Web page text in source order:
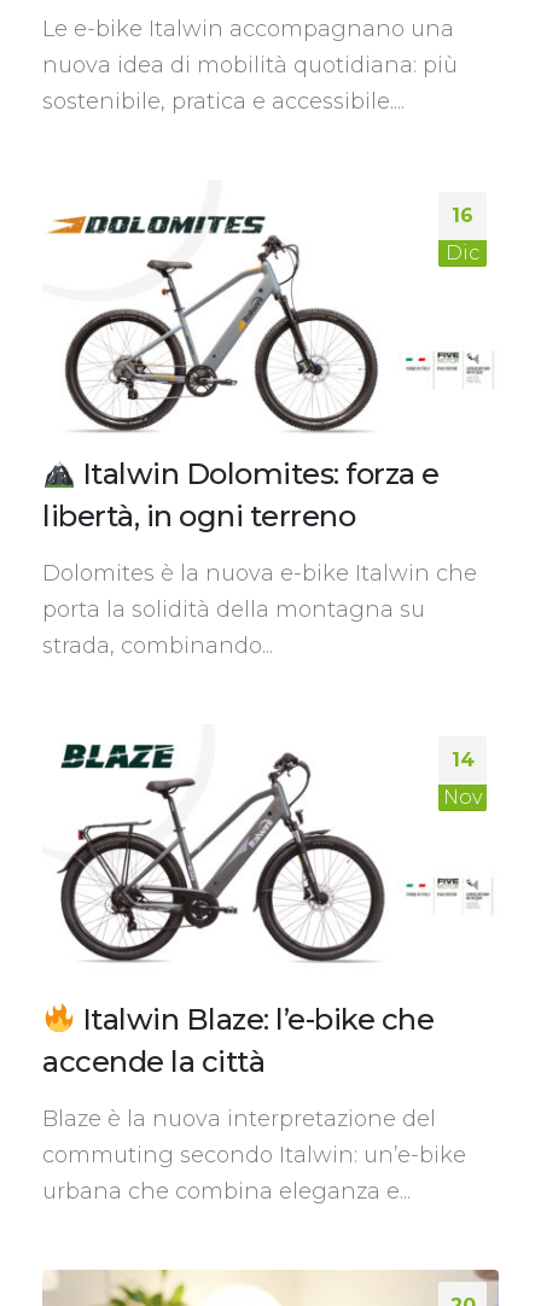
Le e-bike Italwin accompagnano una
nuova idea di mobilità quotidiana: più
sostenibile, pratica e accessibile....
16
Dic
Italwin Dolomites: forza e
libertà, in ogni terreno
Dolomites è la nuova e-bike Italwin che
porta la solidità della montagna su
strada, combinando...
14
Nov
Italwin Blaze: l’e-bike che
accende la città
Blaze è la nuova interpretazione del
commuting secondo Italwin: un’e-bike
urbana che combina eleganza e...